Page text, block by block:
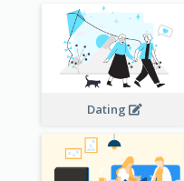
Dating